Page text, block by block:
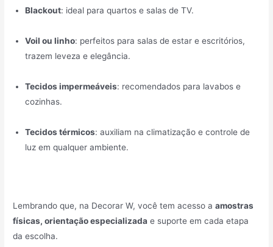
Blackout: ideal para quartos e salas de TV.
Voil ou linho: perfeitos para salas de estar e escritórios,
trazem leveza e elegância.
Tecidos impermeáveis: recomendados para lavabos e
cozinhas.
Tecidos térmicos: auxiliam na climatização e controle de
luz em qualquer ambiente.
Lembrando que, na Decorar W, você tem acesso aamostras
físicas, orientação especializada e suporte em cada etapa
da escolha.